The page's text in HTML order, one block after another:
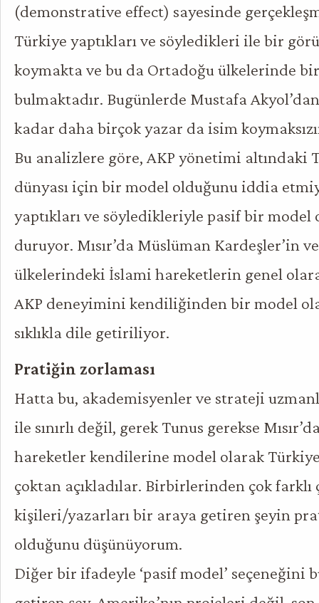
(demonstrative effect) sayesinde
Türkiye yaptıkları ve söyledikleri ile bir
koymakta ve bu da Ortadoğu ülkelerinde bir
bulmaktadır. Bugünlerde Mustafa
kadar daha birçok yazar da isim
Bu analizlere göre, AKP yönetimi altındaki
dünyası için bir model olduğunu iddia
yaptıkları ve söyledikleriyle pasif bir model
duruyor. Mısır’da Müslüman Kardeşler’in
ülkelerindeki İslami hareketlerin genel
AKP deneyimini kendiliğinden bir model
sıklıkla dile getiriliyor.
Pratiğin zorlaması
Hatta bu, akademisyenler ve strateji
ile sınırlı değil, gerek Tunus gerekse
hareketler kendilerine model olarak
çoktan açıkladılar. Birbirlerinden çok
kişileri/yazarları bir araya getiren şeyin
olduğunu düşünüyorum.
Diğer bir ifadeyle ‘pasif model’ seçeneğini